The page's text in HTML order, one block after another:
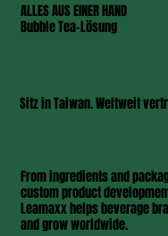
ALLES AUS EINER HAND
Bubble Tea-Lösung
From ingredients and
custom product
Leamaxx helps beverage
and grow worldwide.
Sitz in Taiwan. Weltweit